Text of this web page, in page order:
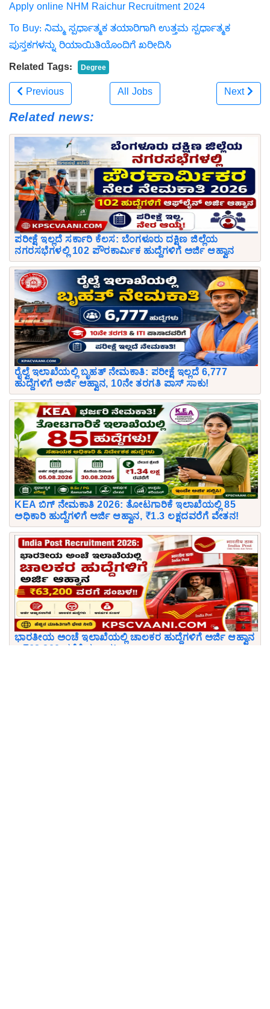
Apply online NHM Raichur Recruitment 2024
To Buy: ನಿಮ್ಮ ಸ್ಪರ್ಧಾತ್ಮಕ ತಯಾರಿಗಾಗಿ ಉತ್ತಮ ಸ್ಪರ್ಧಾತ್ಮಕ
ಪುಸ್ತಕಗಳನ್ನು ರಿಯಾಯಿತಿಯೊಂದಿಗೆ ಖರೀದಿಸಿ
Related Tags:
Degree
Previous All Jobs
Next
Related news:
ಪರೀಕ್ಷೆ ಇಲ್ಲದೆ ಸರ್ಕಾರಿ ಕೆಲಸ: ಬೆಂಗಳೂರು ದಕ್ಷಿಣ ಜಿಲ್ಲೆಯ
ನಗರಸಭೆಗಳಲ್ಲಿ 102 ಪೌರಕಾರ್ಮಿಕ ಹುದ್ದೆಗಳಿಗೆ ಅರ್ಜಿ ಆಹ್ವಾನ
ರೈಲ್ವೆ ಇಲಾಖೆಯಲ್ಲಿ ಬೃಹತ್ ನೇಮಕಾತಿ: ಪರೀಕ್ಷೆ ಇಲ್ಲದೆ 6,777
ಹುದ್ದೆಗಳಿಗೆ ಅರ್ಜಿ ಆಹ್ವಾನ, 10ನೇ ತರಗತಿ ಪಾಸ್ ಸಾಕು!
KEA ಬಿಗ್ ನೇಮಕಾತಿ 2026: ತೋಟಗಾರಿಕೆ ಇಲಾಖೆಯಲ್ಲಿ 85
ಅಧಿಕಾರಿ ಹುದ್ದೆಗಳಿಗೆ ಅರ್ಜಿ ಆಹ್ವಾನ, ₹1.3 ಲಕ್ಷದವರೆಗೆ ವೇತನ!
ಭಾರತೀಯ ಅಂಚೆ ಇಲಾಖೆಯಲ್ಲಿ ಚಾಲಕರ ಹುದ್ದೆಗಳಿಗೆ ಅರ್ಜಿ ಆಹ್ವಾನ
– ₹63,200 ವರೆಗೆ ಸಂಬಳ!